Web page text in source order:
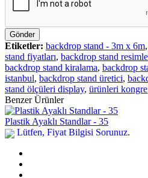
Gönder
Etiketler: backdrop stand - 3m x 6m,
stand fiyatları, backdrop stand
backdrop stand kiralama, backdrop
istanbul, backdrop stand üretici,
stand ölçüleri display, ürünleri kongre
Benzer Ürünler
Plastik Ayaklı Standlar - 35
Lütfen, Fiyat Bilgisi Sorunuz.